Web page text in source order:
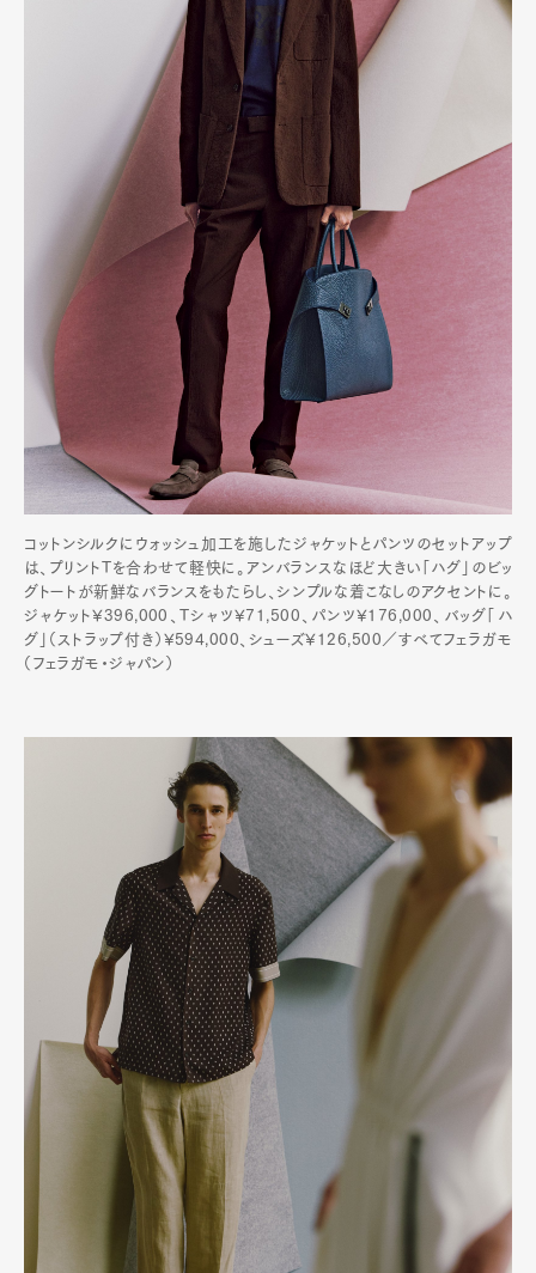
コットンシルクにウォッシュ加工を施したジャケットとパンツのセットアップ
は、プリントTを合わせて軽快に。アンバランスなほど大きい「ハグ」のビッ
グトートが新鮮なバランスをもたらし、シンプルな着こなしのアクセントに。
ジャケット¥396,000、Tシャツ¥71,500、パンツ¥176,000、バッグ「ハ
グ」（ストラップ付き）¥594,000、シューズ¥126,500／すべてフェラガモ
（フェラガモ・ジャパン）